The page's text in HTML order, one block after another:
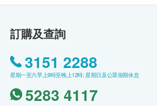
訂購及查詢
3151 2288
星期一至六早上9時至晚上12時; 星期日及公眾假期休息
5283 4117